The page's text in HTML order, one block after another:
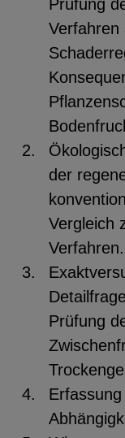
Prüfung
Verfahren
der
Vergleich
Verfahren.
Prüfung